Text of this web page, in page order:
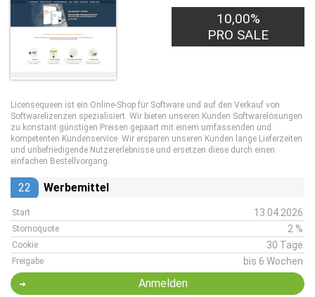
10,00%
PRO SALE
Licensequeen ist ein Online-Shop für Software und auf den Verkauf von
Softwarelizenzen spezialisiert. Wir bieten unseren Kunden Softwarelösungen
zu konstant günstigen Preisen gepaart mit einem umfassenden und
kompetenten Kundenservice. Wir ersparen unseren Kunden lange Lieferzeiten
und unbefriedigende Nutzererlebnisse und ersetzen diese durch einen
einfachen Bestellvorgang.
22 Werbemittel
Start 13.04.2026
Stornoquote 2 %
Cookie 30 Tage
Freigabe bis 6 Wochen
Anmelden